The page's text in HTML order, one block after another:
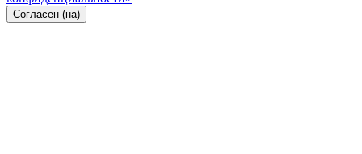
Согласен (на)